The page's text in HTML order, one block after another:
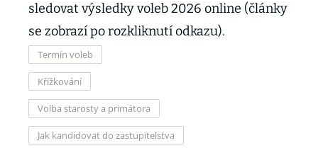
sledovat výsledky voleb 2026 online (články
se zobrazí po rozkliknutí odkazu).
Termín voleb
Křížkování
Volba starosty a primátora
Jak kandidovat do zastupitelstva